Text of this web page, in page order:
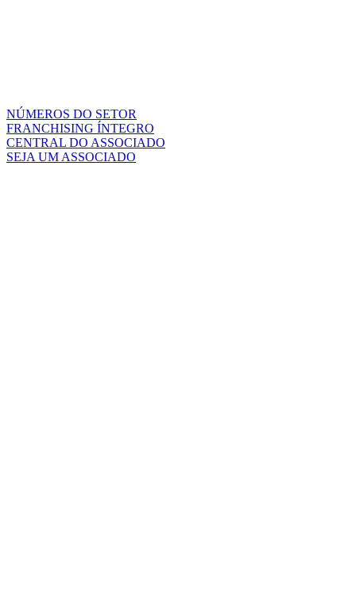
NÚMEROS DO SETOR
FRANCHISING ÍNTEGRO
CENTRAL DO ASSOCIADO
SEJA UM ASSOCIADO